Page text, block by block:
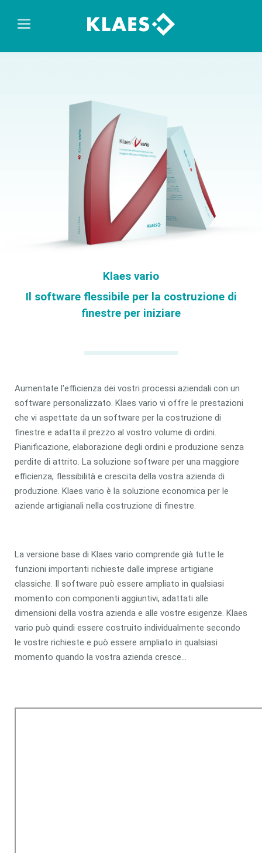
Klaes vario
Il software flessibile per la costruzione di
finestre per iniziare
Aumentate l'efficienza dei vostri processi aziendali con un
software personalizzato. Klaes vario vi offre le prestazioni
che vi aspettate da un software per la costruzione di
finestre e adatta il prezzo al vostro volume di ordini.
Pianificazione, elaborazione degli ordini e produzione senza
perdite di attrito. La soluzione software per una maggiore
efficienza, flessibilità e crescita della vostra azienda di
produzione. Klaes vario è la soluzione economica per le
aziende artigianali nella costruzione di finestre.
La versione base di Klaes vario comprende già tutte le
funzioni importanti richieste dalle imprese artigiane
classiche. Il software può essere ampliato in qualsiasi
momento con componenti aggiuntivi, adattati alle
dimensioni della vostra azienda e alle vostre esigenze. Klaes
vario può quindi essere costruito individualmente secondo
le vostre richieste e può essere ampliato in qualsiasi
momento quando la vostra azienda cresce...